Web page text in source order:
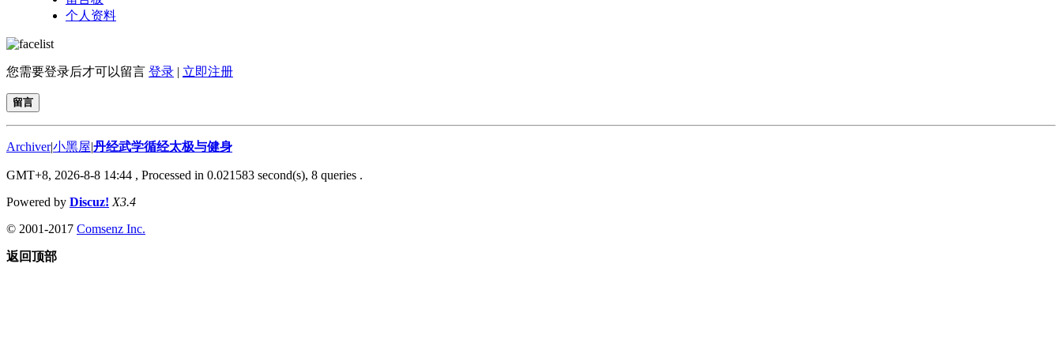
个人资料
您需要登录后才可以留言 登录 | 立即注册
留言
Archiver|小黑屋|丹经武学循经太极与健身
GMT+8, 2026-8-8 14:44 , Processed in 0.021583 second(s), 8 queries .
Powered by Discuz! X3.4
© 2001-2017 Comsenz Inc.
返回顶部